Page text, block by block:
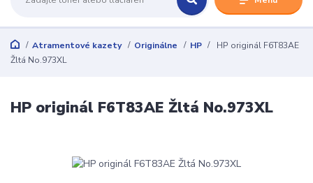
Atramentové kazety Originálne HP
HP originál F6T83AE
Žltá No.973XL
HP originál F6T83AE Žltá No.973XL